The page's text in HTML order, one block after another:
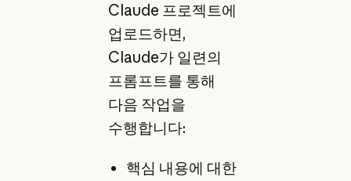
Claude 프로젝트에
업로드하면,
Claude가 일련의
프롬프트를 통해
다음 작업을
수행합니다:
핵심 내용에 대한